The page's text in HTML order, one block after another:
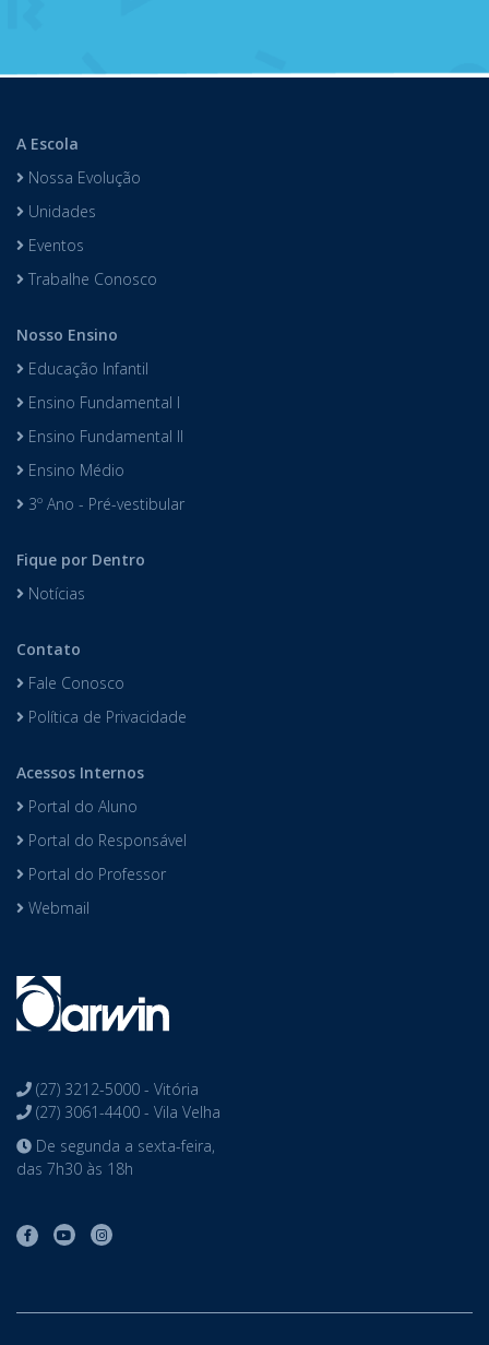
A Escola
Nossa Evolução
Unidades
Eventos
Trabalhe Conosco
Nosso Ensino
Educação Infantil
Ensino Fundamental I
Ensino Fundamental II
Ensino Médio
3º Ano - Pré-vestibular
Fique por Dentro
Notícias
Contato
Fale Conosco
Política de Privacidade
Acessos Internos
Portal do Aluno
Portal do Responsável
Portal do Professor
Webmail
(27) 3212-5000 - Vitória
(27) 3061-4400 - Vila Velha
De segunda a sexta-feira,
das 7h30 às 18h